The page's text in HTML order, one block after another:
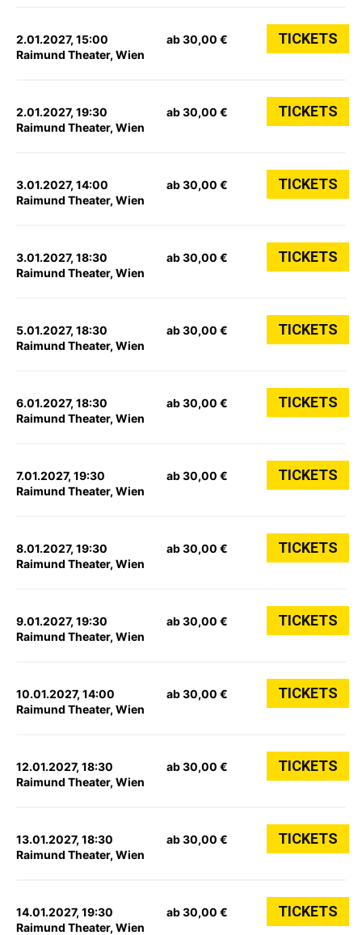
2.01.2027, 15:00
Raimund Theater, Wien
ab 30,00 € TICKETS
2.01.2027, 19:30
Raimund Theater, Wien
ab 30,00 € TICKETS
3.01.2027, 14:00
Raimund Theater, Wien
ab 30,00 € TICKETS
3.01.2027, 18:30
Raimund Theater, Wien
ab 30,00 € TICKETS
5.01.2027, 18:30
Raimund Theater, Wien
ab 30,00 € TICKETS
6.01.2027, 18:30
Raimund Theater, Wien
ab 30,00 € TICKETS
7.01.2027, 19:30
Raimund Theater, Wien
ab 30,00 € TICKETS
8.01.2027, 19:30
Raimund Theater, Wien
ab 30,00 € TICKETS
9.01.2027, 19:30
Raimund Theater, Wien
ab 30,00 € TICKETS
10.01.2027, 14:00
Raimund Theater, Wien
ab 30,00 € TICKETS
12.01.2027, 18:30
Raimund Theater, Wien
ab 30,00 € TICKETS
13.01.2027, 18:30
Raimund Theater, Wien
ab 30,00 € TICKETS
14.01.2027, 19:30
Raimund Theater, Wien
ab 30,00 € TICKETS